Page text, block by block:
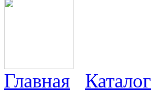
Главная Каталог